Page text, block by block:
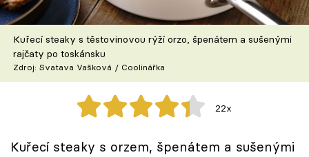
Speciál: Cuketa
Těhotnej kuchař
Sledujte prima+
Kuřecí steaky s těstovinovou rýží orzo, špenátem a sušenými
rajčaty po toskánsku
Zdroj: Svatava Vašková / Coolinářka
22x
Kuřecí steaky s orzem, špenátem a sušenými